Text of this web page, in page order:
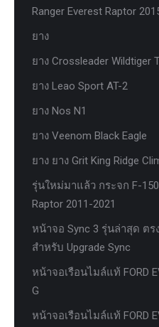
Ranger Everest Raptor
ยาง
ยาง Crossleader Wildtiger
ยาง Leao Sport AT-2
ยาง Nos N1
ยาง Veenom Black Eagle
ยาง ยาง Grit King Ridge
รุ่นใหม่มาแล้ว กระจก F-150
Raptor 2011-2021
หน้าจอ Sync 3 รุ่นล่าสุด ตร
สำหรับ Upgrade Sync
หน้าจอเรือนไมล์แท้ FORD
G
หน้าจอเรือนไมล์แท้ FORD